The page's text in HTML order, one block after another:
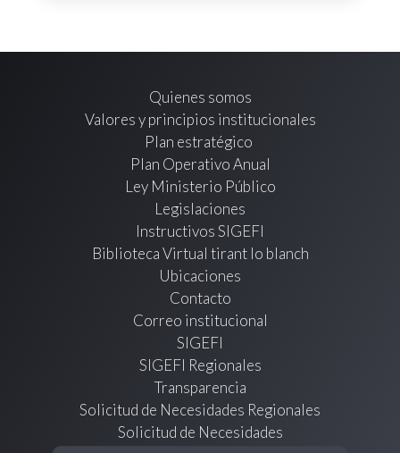
Quienes somos
Valores y principios institucionales
Plan estratégico
Plan Operativo Anual
Ley Ministerio Público
Legislaciones
Instructivos SIGEFI
Biblioteca Virtual tirant lo blanch
Ubicaciones
Contacto
Correo institucional
SIGEFI
SIGEFI Regionales
Transparencia
Solicitud de Necesidades Regionales
Solicitud de Necesidades